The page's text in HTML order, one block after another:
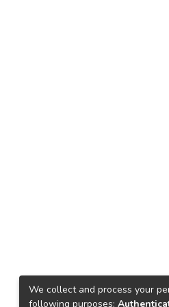
We collect and process your
following purposes: